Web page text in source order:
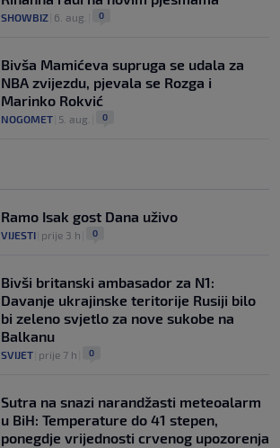
SHOWBIZ 6. aug. 0
Bivša Mamićeva supruga se udala za
NBA zvijezdu, pjevala se Rozga i
Marinko Rokvić
NOGOMET 5. aug. 0
Ramo Isak gost Dana uživo
VIJESTI prije 3 h 0
Bivši britanski ambasador za N1:
Davanje ukrajinske teritorije Rusiji bilo
bi zeleno svjetlo za nove sukobe na
Balkanu
SVIJET prije 7 h 0
Sutra na snazi narandžasti meteoalarm
u BiH: Temperature do 41 stepen,
ponegdje vrijednosti crvenog upozorenja